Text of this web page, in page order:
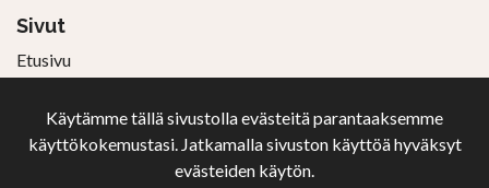
Käytämme tällä sivustolla evästeitä parantaaksemme
käyttökokemustasi. Jatkamalla sivuston käyttöä hyväksyt
evästeiden käytön.
Sivut
Etusivu
Muuttohinnasto
Muutto-ohjeita